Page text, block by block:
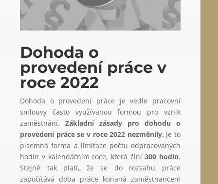
Dohoda o
provedení práce v
roce 2022
Dohoda o provedení práce je vedle pracovní
smlouvy často využívanou formou pro vznik
zaměstnání.Základní zásady pro dohodu o
provedení práce se v roce 2022 nezměnily. Je to
písemná forma a limitace počtu odpracovaných
hodin v kalendářním roce, která činí300 hodin.
Stejně tak platí, že se do rozsahu práce
započítává doba práce konaná zaměstnancem